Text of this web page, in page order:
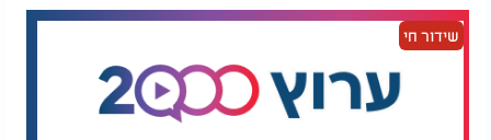
שידור חי